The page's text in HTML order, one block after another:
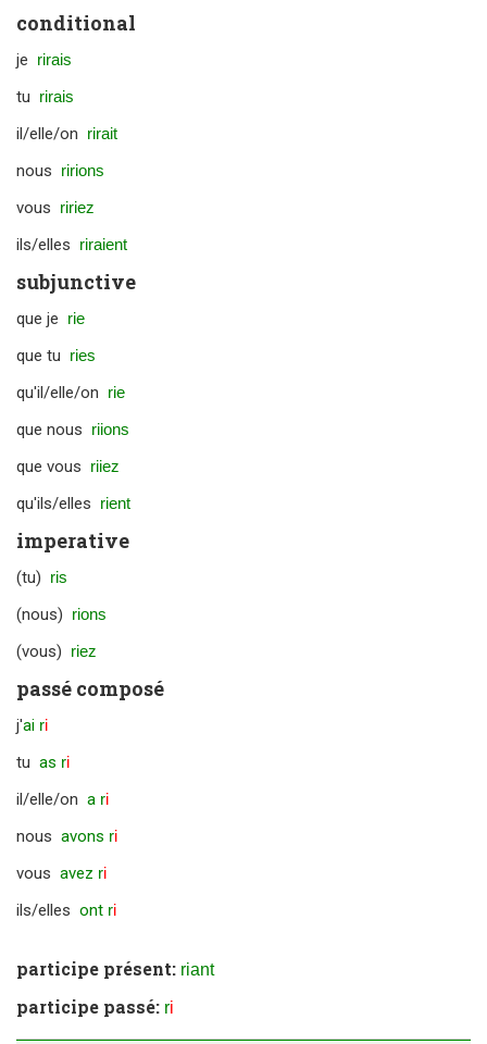
conditional
je rirais
tu rirais
il/elle/on rirait
nous ririons
vous ririez
ils/elles riraient
subjunctive
que je rie
que tu ries
qu'il/elle/on rie
que nous riions
que vous riiez
qu'ils/elles rient
imperative
(tu) ris
(nous) rions
(vous) riez
passé composé
j'ai ri
tu as ri
il/elle/on a ri
nous avons ri
vous avez ri
ils/elles ont ri
participe présent: riant
participe passé: ri